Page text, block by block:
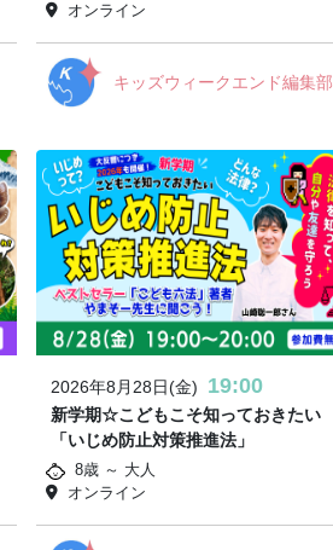
オンライン
キッズウィークエンド編集部
2026年8月28日(金) 19:00
新学期☆こどもこそ知っておきたい
「いじめ防止対策推進法」
8歳 ～ 大人
オンライン